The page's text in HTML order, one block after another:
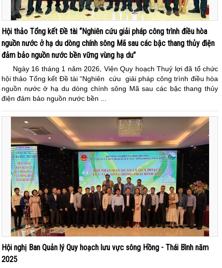
Hội thảo Tổng kết Đề tài “Nghiên cứu giải pháp công trình điều hòa
nguồn nước ở hạ du dòng chính sông Mã sau các bậc thang thủy điện
đảm bảo nguồn nước bền vững vùng hạ du”
Ngày 16 tháng 1 năm 2026, Viện Quy hoạch Thuỷ lợi đã tổ chức
hội thảo Tổng kết Đề tài “Nghiên cứu giải pháp công trình điều hòa
nguồn nước ở hạ du dòng chính sông Mã sau các bậc thang thủy
điện đảm bảo nguồn nước bền ...
Hội nghị Ban Quản lý Quy hoạch lưu vực sông Hồng - Thái Bình năm
2025